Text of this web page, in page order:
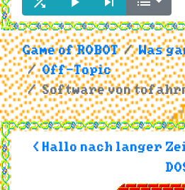
Game of ROBOT
Was
Off-Topic
Software von
< Hallo nach langer